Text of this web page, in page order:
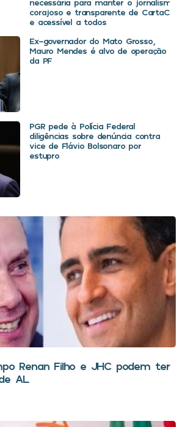
necessária para manter o jornalismo
corajoso e transparente de
e acessível a todos
Ex-governador do Mato Grosso,
Mauro Mendes é alvo de operação
da PF
PGR pede à Polícia Federal
diligências sobre denúncia contra
vice de Flávio Bolsonaro por
estupro
Renan Filho e JHC podem ter
AL